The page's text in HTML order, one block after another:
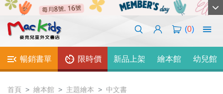
(0)
暢銷書單 限時價 新品上架 繪本館 幼兒館
首頁 繪本館 主題繪本
中文書